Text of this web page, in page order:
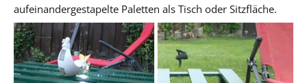
aufeinandergestapelte Paletten als Tisch oder Sitzfläche.